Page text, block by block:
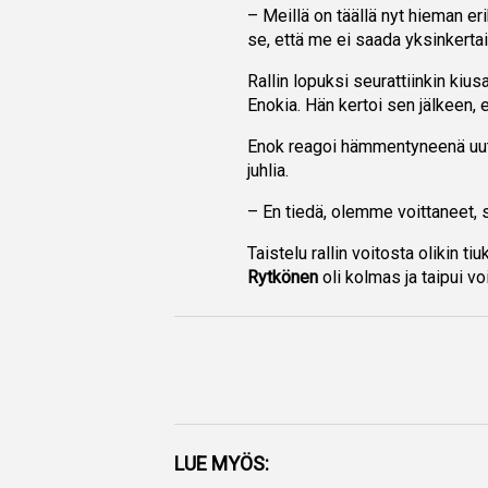
– Meillä on täällä nyt hieman
se, että me ei saada
Rallin lopuksi seurattiinkin
Enokia. Hän kertoi sen jälkeen,
Enok reagoi hämmentyneenä
juhlia.
– En tiedä, olemme voittaneet,
Taistelu rallin voitosta olikin
Rytkönen oli kolmas ja taipui
Facebook
LUE MYÖS: